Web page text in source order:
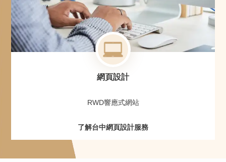
網頁設計
RWD響應式網站
了解台中網頁設計服務